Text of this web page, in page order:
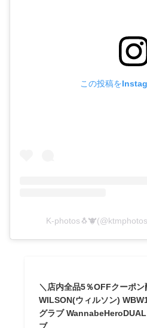
この投稿を
K-
＼店内全品5％OFFクーポン
WILSON(ウィルソン)
グラブ
ブ